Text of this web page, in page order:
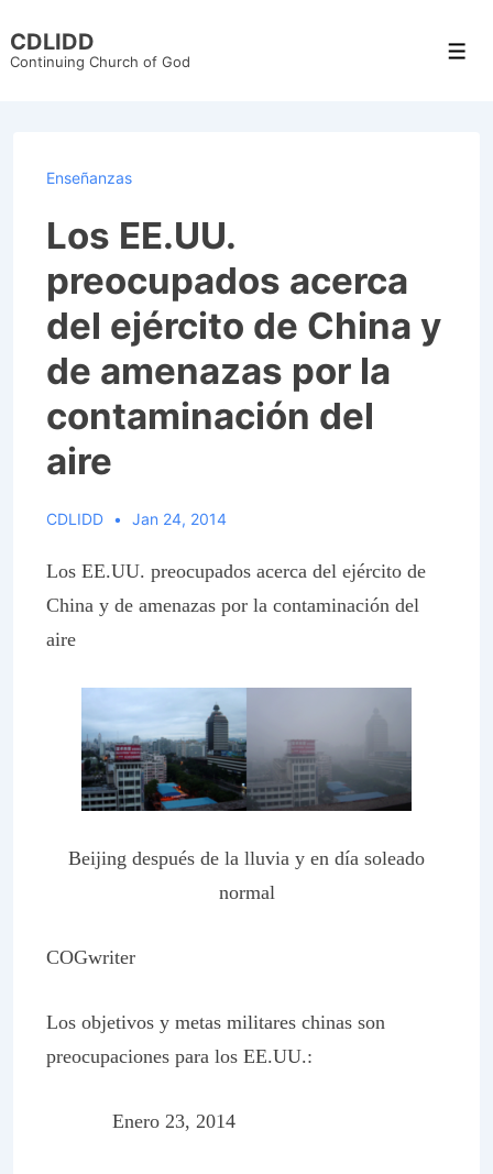
Skip
CDLIDD
Continuing Church of God
Enseñanzas
Los EE.UU.
preocupados acerca
del ejército de China y
de amenazas por la
contaminación del
aire
CDLIDD Jan 24, 2014
Los EE.UU. preocupados acerca del ejército de
China y de amenazas por la contaminación del
aire
Beijing después de la lluvia y en día soleado
normal
COGwriter
Los objetivos y metas militares chinas son
preocupaciones para los EE.UU.:
Enero 23, 2014